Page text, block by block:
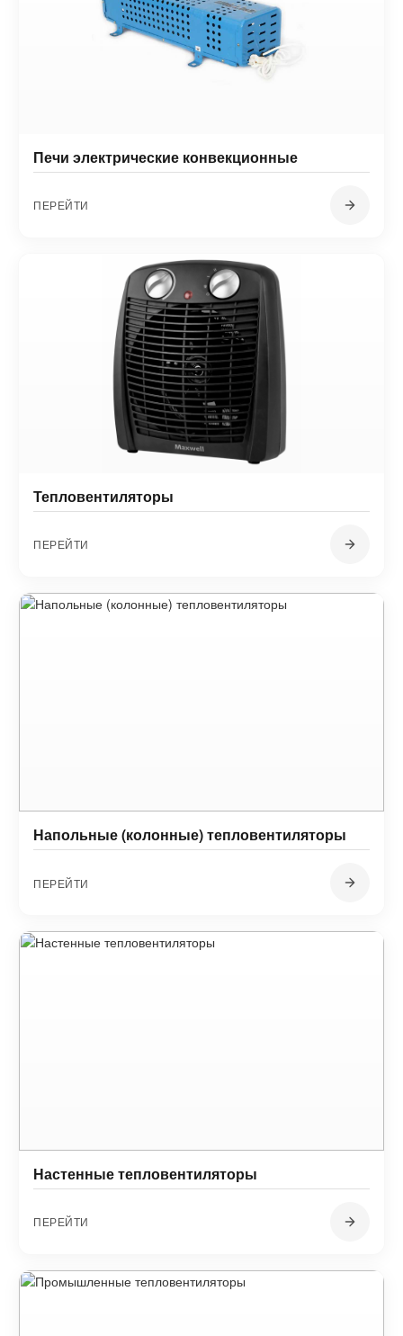
Печи электрические конвекционные
ПЕРЕЙТИ
Тепловентиляторы
ПЕРЕЙТИ
Напольные (колонные) тепловентиляторы
ПЕРЕЙТИ
Настенные тепловентиляторы
ПЕРЕЙТИ